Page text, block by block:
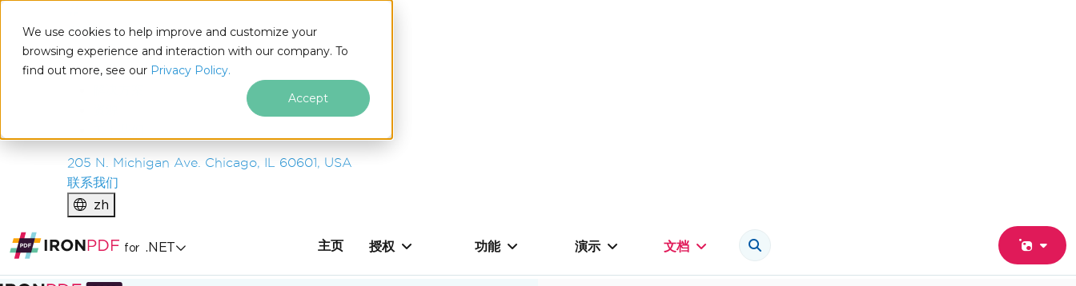
We use cookies to help improve and customize your
browsing experience and interaction with our company. To
find out more, see our Privacy Policy.
Accept
IRONSOFTWARE
产品
企业
205 N. Michigan Ave. Chicago, IL 60601, USA
联系我们
zh
for .NET 主页 授权 功能 演示 文档